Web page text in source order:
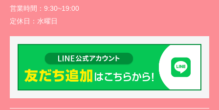
営業時間： 9:30~19:00
定休日： 水曜日